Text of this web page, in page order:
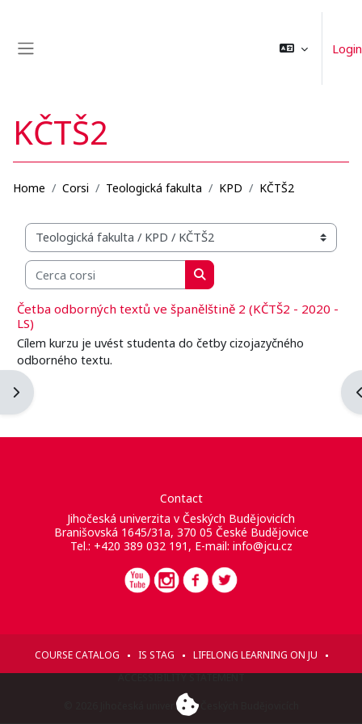
Login
Apri il cassetto del blocco
KČTŠ2
Home Corsi Teologická fakulta KPD KČTŠ2
Categorie di corso
Cerca corsi
Cerca corsi
Četba odborných textů ve španělštině 2 (KČTŠ2 - 2020 -
LS)
Cílem kurzu je uvést studenta do četby cizojazyčného
odborného textu.
Contact
Jihočeská univerzita v Českých Budějovicích
Branišovská 1645/31a, 370 05 České Budějovice
Tel.: +420 389 032 191, E-mail: info@jcu.cz
COURSE CATALOG IS STAG
LIFELONG LEARNING ON JU
ACCESSIBILITY STATEMENT
© 2026 Jihočeská univerzita v Českých Budějovicích